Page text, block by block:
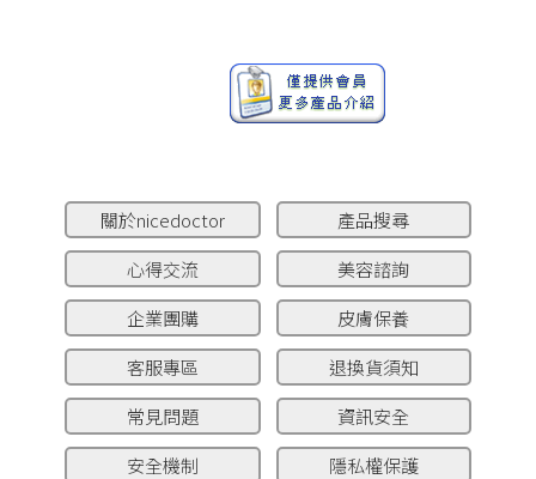
關於nicedoctor
產品搜尋
心得交流
美容諮詢
企業團購
皮膚保養
客服專區
退換貨須知
常見問題
資訊安全
安全機制
隱私權保護